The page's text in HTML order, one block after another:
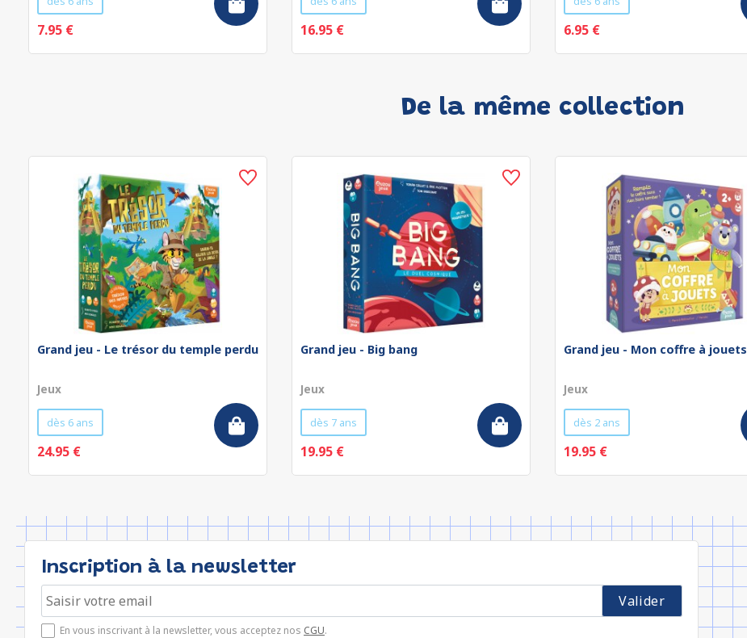
7.95 € 16.95 € 6.95 €
De la même collection
Grand jeu - Le trésor du temple perdu
Jeux
dès 6 ans
24.95 €
Grand jeu - Big bang
Jeux
dès 7 ans
19.95 €
Grand jeu - Mon coffre à jouets
Jeux
dès 2 ans
19.95 €
Inscription à la newsletter
En vous inscrivant à la newsletter, vous acceptez nos CGU.